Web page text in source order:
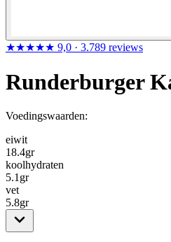
★★★★★ 9,0 · 3.789 reviews
Runderburger
Voedingswaarden:
eiwit
18.4gr
koolhydraten
5.1 gr
vet
5.8gr